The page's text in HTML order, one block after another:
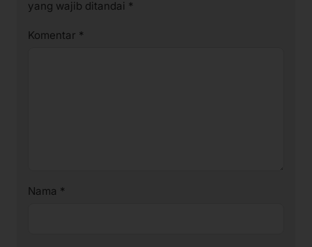
yang wajib ditandai *
Komentar *
Nama *